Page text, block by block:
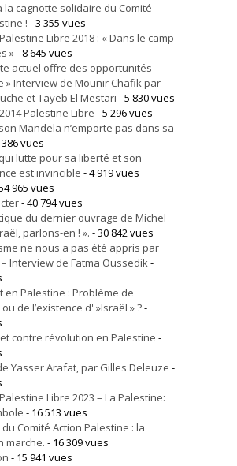
la cagnotte solidaire du Comité
! - 3 355 vues
Libre 2018 : « Dans le camp
»- 8 645 vues
actuel offre des opportunités
» Interview de Mounir Chafik par
et Tayeb El Mestari - 5 830 vues
Palestine Libre - 5 296 vues
Mandela n’emporte pas dans sa
386 vues
lutte pour sa liberté et son
est invincible - 4 919 vues
965 vues
- 40 794 vues
du dernier ouvrage de Michel
parlons-en ! ». - 30 842 vues
ne nous a pas été appris par
– Interview de Fatma Oussedik-
en Palestine : Problème de
de l’existence d' »Israël » ?-
contre révolution en Palestine -
Yasser Arafat, par Gilles Deleuze -
Libre 2023 – La Palestine:
- 16 513 vues
Comité Action Palestine : la
marche. - 16 309 vues
- 15 941 vues